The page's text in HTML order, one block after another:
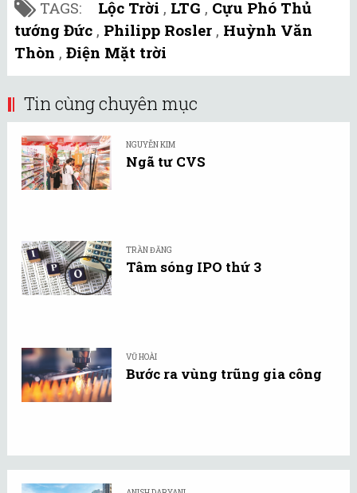
TAGS: Lộc Trời , LTG , Cựu Phó Thủ
tướng Đức , Philipp Rosler , Huỳnh Văn
Thòn , Điện Mặt trời
Tin cùng chuyên mục
NGUYỄN KIM
Ngã tư CVS
TRẦN ĐĂNG
Tâm sóng IPO thứ 3
VŨ HOÀI
Bước ra vùng trũng gia công